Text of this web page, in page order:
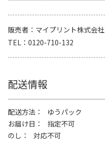
販売者
マイプリント株式会社
TEL
0120-710-132
配送情報
配送方法
ゆうパック
お届け日
指定不可
のし
対応不可